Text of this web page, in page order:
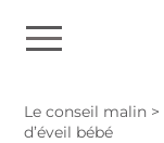
Le conseil malin >
d’éveil bébé